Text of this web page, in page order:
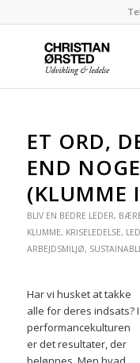
ET ORD,
END
(KLUMME
BLIV EN BEDRE LEDER,
KLUMME, KRISELEDELSE,
ARBEJDSMILJØ,
Har vi husket at takke
alle for deres indsats? I
performancekulturen
er det resultater, der